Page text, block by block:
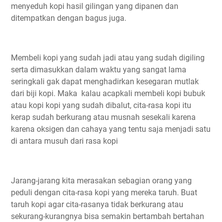
menyeduh kopi hasil gilingan yang dipanen dan
ditempatkan dengan bagus juga.
Membeli kopi yang sudah jadi atau yang sudah digiling
serta dimasukkan dalam waktu yang sangat lama
seringkali gak dapat menghadirkan kesegaran mutlak
dari biji kopi. Maka kalau acapkali membeli kopi bubuk
atau kopi kopi yang sudah dibalut, cita-rasa kopi itu
kerap sudah berkurang atau musnah sesekali karena
karena oksigen dan cahaya yang tentu saja menjadi satu
di antara musuh dari rasa kopi
Jarang-jarang kita merasakan sebagian orang yang
peduli dengan cita-rasa kopi yang mereka taruh. Buat
taruh kopi agar cita-rasanya tidak berkurang atau
sekurang-kurangnya bisa semakin bertambah bertahan